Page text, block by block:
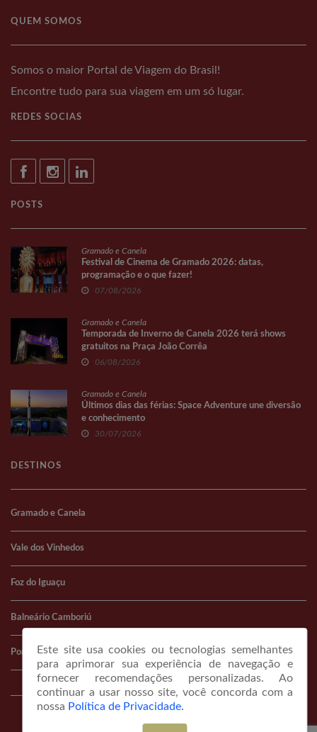
QUEM SOMOS
Somos o maior Portal de Viagem do Brasil!
Encontre tudo para sua viagem em um só lugar.
REDES SOCIAS
POSTS
Gramado e Canela
Festival de Cinema de Gramado 2026: datas,
programação e o que fazer!
07/08/2026
Gramado e Canela
Temporada de Inverno de Canela 2026 terá shows
gratuitos na Praça João Corrêa
06/08/2026
Gramado e Canela
Últimos dias das férias: Space Adventure une diversão
e conhecimento
30/07/2026
DESTINOS
Gramado e Canela
Vale dos Vinhedos
Foz do Iguaçu
Balneário Camboriú
Porto Alegre
© COPYRIGHT 2026 portaldeviagem.com.br
Este site usa cookies ou tecnologias semelhantes
para aprimorar sua experiência de navegação e
fornecer recomendações personalizadas. Ao
continuar a usar nosso site, você concorda com a
nossa Política de Privacidade.